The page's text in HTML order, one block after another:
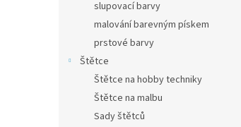
slupovací barvy
malování barevným pískem
prstové barvy
Štětce
Štětce na hobby techniky
Štětce na malbu
Sady štětců